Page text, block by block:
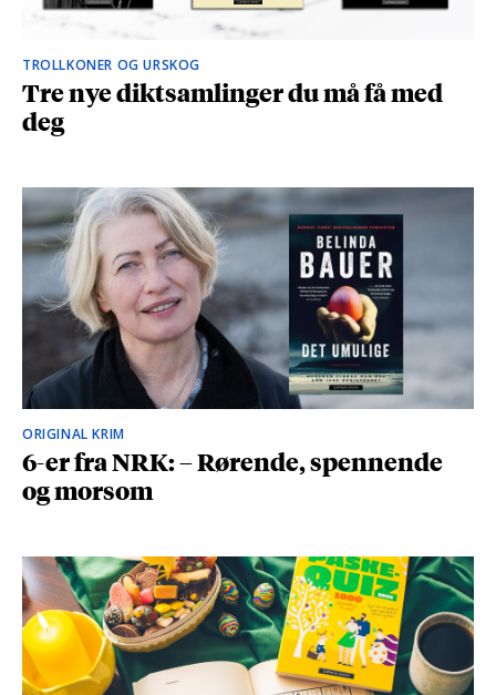
TROLLKONER OG URSKOG
Tre nye diktsamlinger du må få med
deg
ORIGINAL KRIM
6-er fra NRK: – Rørende, spennende
og morsom